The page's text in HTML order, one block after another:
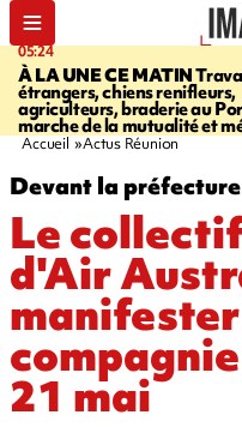
05:24
À LA UNE CE MATIN
étrangers, chiens renifleurs,
agriculteurs, braderie au
marche de la mutualité et
Accueil Actus Réunion
Devant la préfecture
Le
d'Air
21 mai